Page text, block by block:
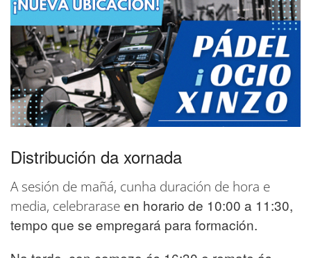
Distribución da xornada
A sesión de mañá, cunha duración de hora e
media, celebrarase en horario de 10:00 a 11:30,
tempo que se empregará para formación.